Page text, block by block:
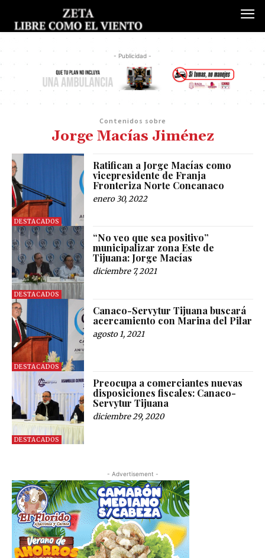
- Publicidad -
Contenidos sobre
Jorge Macías Jiménez
DESTACADOS
Ratifican a Jorge Macías como
vicepresidente de Franja
Fronteriza Norte Concanaco
enero 30, 2022
DESTACADOS
“No veo que sea positivo”
municipalizar zona Este de
Tijuana: Jorge Macías
diciembre 7, 2021
DESTACADOS
Canaco-Servytur Tijuana buscará
acercamiento con Marina del Pilar
agosto 1, 2021
DESTACADOS
Preocupa a comerciantes nuevas
disposiciones fiscales: Canaco-
Servytur Tijuana
diciembre 29, 2020
- Advertisement -